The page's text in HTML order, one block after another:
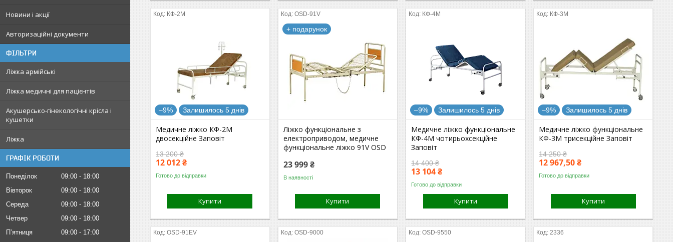
Новини і акції
Авторизаційні документи
ФІЛЬТРИ
Ліжка армійські
Ліжка медичні для пацієнтів
Акушерсько-гінекологічні крісла і
кушетки
Ліжка
ГРАФІК РОБОТИ
Понеділок 09:00
18:00
Вівторок
09:00
18:00
Середа
09:00
18:00
Четвер
09:00
18:00
Пʼятниця
09:00
17:00
КФ-2М
–9% Залишилось 5 днів
Медичне ліжко КФ-2М
двосекційне Заповіт
13 200 ₴
12 012 ₴
Готово до відправки
Купити
OSD-91V
+ подарунок
Ліжко функціональне з
електроприводом, медичне
функціональне ліжко 91V OSD
23 999 ₴
В наявності
Купити
КФ-4М
–9% Залишилось 5 днів
Медичне ліжко функціональне
КФ-4М чотирьохсекційне
Заповіт
14 400 ₴
13 104 ₴
Готово до відправки
Купити
КФ-3М
–9% Залишилось 5 днів
Медичне ліжко функціональне
КФ-3М трисекційне Заповіт
14 250 ₴
12 967,50 ₴
Готово до відправки
Купити
OSD-91EV OSD-9000 OSD-9550 2336